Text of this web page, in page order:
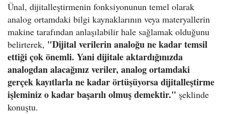
Ünal, dijitalleştirmenin fonksiyonunun temel olarak
analog ortamdaki bilgi kaynaklarının veya materyallerin
makine tarafından anlaşılabilir hale sağlamak olduğunu
belirterek, "Dijital verilerin analoğu ne kadar temsil
ettiği çok önemli. Yani dijitale aktardığınızda
analogdan alacağınız veriler, analog ortamdaki
gerçek kayıtlarla ne kadar örtüşüyorsa dijitalleştirme
işleminiz o kadar başarılı olmuş demektir." şeklinde
konuştu.